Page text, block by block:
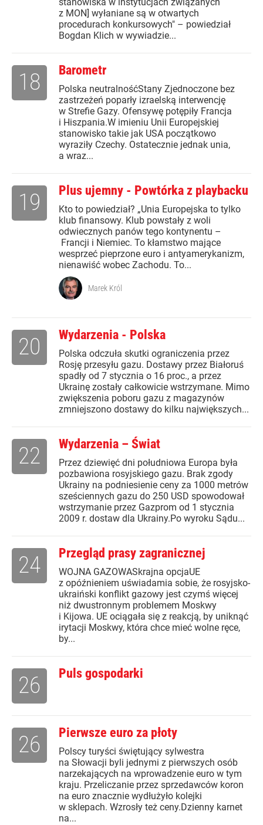
z MON] wyłaniane są w otwartych
procedurach konkursowych" – powiedział
Bogdan Klich w wywiadzie...
Barometr
Polska neutralnośćStany Zjednoczone bez
zastrzeżeń poparły izraelską interwencję
w Strefie Gazy. Ofensywę potępiły Francja
i Hiszpania.W imieniu Unii Europejskiej
stanowisko takie jak USA początkowo
wyraziły Czechy. Ostatecznie jednak unia,
a wraz...
18
Plus ujemny - Powtórka z playbacku
Kto to powiedział? „Unia Europejska to tylko
klub finansowy. Klub powstały z woli
odwiecznych panów tego kontynentu –
Francji i Niemiec. To kłamstwo mające
wesprzeć pieprzone euro i antyamerykanizm,
nienawiść wobec Zachodu. To...
19
Marek Król
Wydarzenia - Polska
Polska odczuła skutki ograniczenia przez
Rosję przesyłu gazu. Dostawy przez Białoruś
spadły od 7 stycznia o 16 proc., a przez
Ukrainę zostały całkowicie wstrzymane. Mimo
zwiększenia poboru gazu z magazynów
zmniejszono dostawy do kilku największych...
20
Wydarzenia – Świat
Przez dziewięć dni południowa Europa była
pozbawiona rosyjskiego gazu. Brak zgody
Ukrainy na podniesienie ceny za 1000 metrów
sześciennych gazu do 250 USD spowodował
wstrzymanie przez Gazprom od 1 stycznia
2009 r. dostaw dla Ukrainy.Po wyroku Sądu...
22
Przegląd prasy zagranicznej
WOJNA GAZOWASkrajna opcjaUE
z opóźnieniem uświadamia sobie, że rosyjsko-
ukraiński konflikt gazowy jest czymś więcej
niż dwustronnym problemem Moskwy
i Kijowa. UE ociągała się z reakcją, by uniknąć
irytacji Moskwy, która chce mieć wolne ręce,
by...
24
Puls gospodarki
26
Pierwsze euro za płoty
Polscy turyści świętujący sylwestra
na Słowacji byli jednymi z pierwszych osób
narzekających na wprowadzenie euro w tym
kraju. Przeliczanie przez sprzedawców koron
na euro znacznie wydłużyło kolejki
w sklepach. Wzrosły też ceny.Dzienny karnet
na...
26